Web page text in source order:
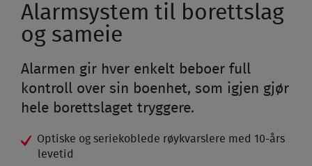
Alarmsystem til borettslag
og sameie
Alarmen gir hver enkelt beboer full
kontroll over sin boenhet, som igjen gjør
hele borettslaget tryggere.
Optiske og seriekoblede røykvarslere med 10-års
levetid